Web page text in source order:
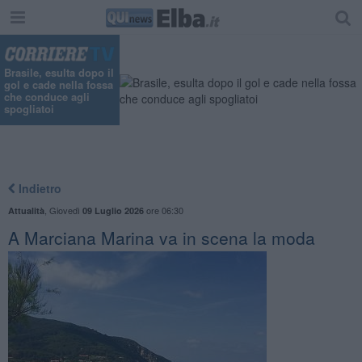
Brasile, esulta dopo il
gol e cade nella fossa
che conduce agli
spogliatoi
Indietro
Attualità Giovedì 09 Luglio 2026ore 06:30
A Marciana Marina va in scena la moda